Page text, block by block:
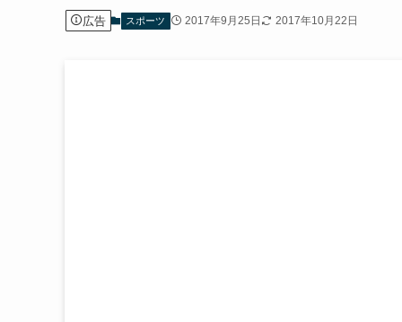
広告 スポーツ 2017年9月25日 2017年10月22日